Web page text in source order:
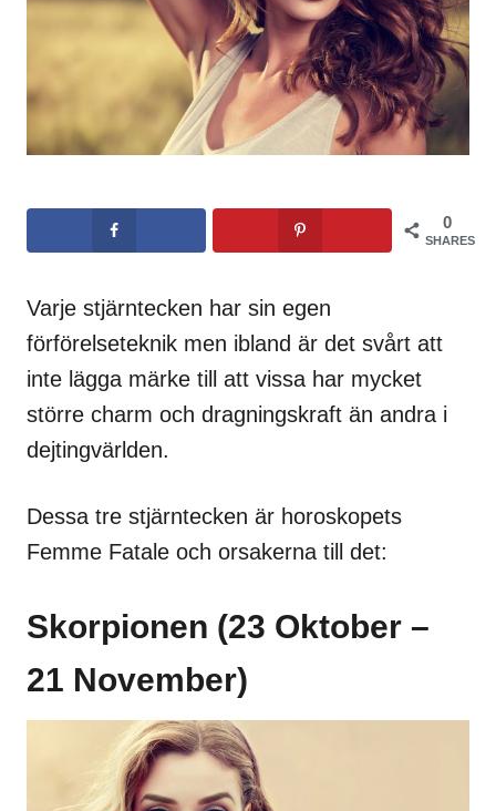
0
SHARES
Varje stjärntecken har sin egen
förförelseteknik men ibland är det svårt att
inte lägga märke till att vissa har mycket
större charm och dragningskraft än andra i
dejtingvärlden.
Dessa tre stjärntecken är horoskopets
Femme Fatale och orsakerna till det:
Skorpionen (23 Oktober –
21 November)